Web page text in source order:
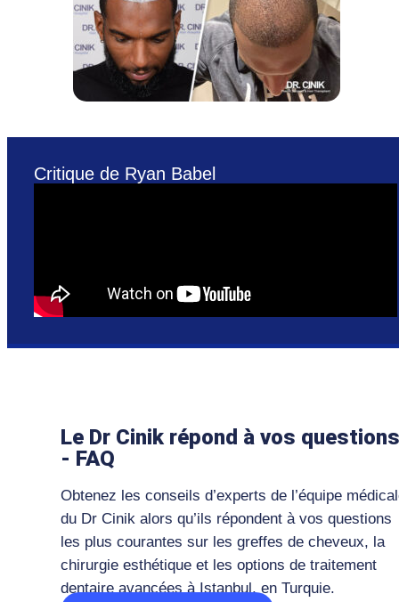
Critique de Ryan Babel
Le Dr Cinik répond à vos questions
- FAQ
Obtenez les conseils d’experts de l’équipe
du Dr Cinik alors qu’ils répondent à vos questions
les plus courantes sur les greffes de cheveux, la
chirurgie esthétique et les options de traitement
dentaire avancées à Istanbul, en Turquie.